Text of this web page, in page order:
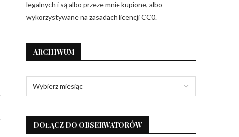
legalnych i są albo przeze mnie kupione, albo
wykorzystywane na zasadach licencji CC0.
ARCHIWUM
DOŁĄCZ DO OBSERWATORÓW